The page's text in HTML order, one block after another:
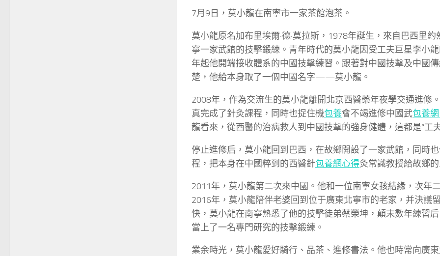
7月9日，莫小龍在南寧市一家茶館泡茶。
莫小龍原名加布里埃爾·德·莫拉斯，1978年誕生，來自巴西里
寧一家武館的技擊鍛練。青年時代的莫小龍因受工夫巨星李小
年起他開端接收體系的中國技擊練習。跟著對中國技擊及中國
楚，他給本身取了一個中國名字——莫小龍。
2008年，作為交流生的莫小龍離開北京西醫藥年夜學交通進修
真完成了針灸課程，同時也捉住機包養會不竭進修中國武包養
龍看來，從西醫的治病救人到中國技擊的強身健體，這都是“工夫
停止進修后，莫小龍回到巴西，在故鄉開設了一家武館，同時
程，把本身在中國粹到的西醫針包養網心得灸常識教授給故鄉的
2011年，莫小龍第二次來中國。他和一位南寧女孩結緣，次年
2016年，莫小龍陪伴老婆回到位于廣東北寧市的老家，并決議
快，莫小龍在南寧熟悉了他的技擊徒弟蔡榮坤，顛末數年練習
當上了一名專門研究的技擊鍛練。
業余時光，莫小龍愛好騎行、品茶、進修書法。他也時常向廣